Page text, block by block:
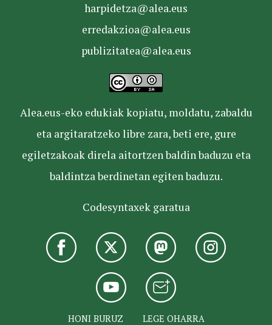
harpidetza@alea.eus
erredakzioa@alea.eus
publizitatea@alea.eus
Alea.eus-eko edukiak kopiatu, moldatu, zabaldu
eta argitaratzeko libre zara, beti ere, gure
egiletzakoak direla aitortzen baldin baduzu eta
baldintza berdinetan egiten baduzu.
Codesyntaxek garatua
HONI BURUZ
LEGE OHARRA